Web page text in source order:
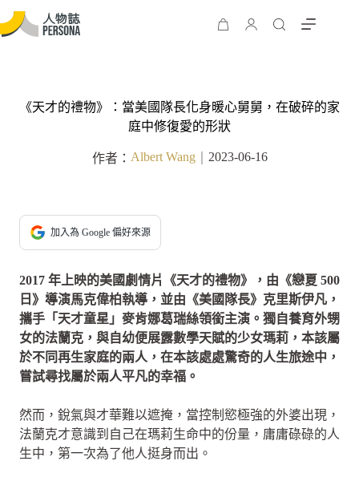
《天才的禮物》：當美國隊長化身暖心舅舅，在破碎的家
庭中修復愛的形狀
作者： Albert Wang｜ 2023-06-16
加入為 Google 偏好來源
2017 年上映的美國劇情片《天才的禮物》，由《戀夏 500
日》導演馬克偉柏執導，並由《美國隊長》克里斯伊凡，
攜手「天才童星」麥肯娜葛瑞絲領銜主演。獨自養育外甥
女的法蘭克，與自幼便展露數學天賦的少女瑪莉，本該屬
於不同再生家庭的兩人，在本該處處驚奇的人生旅途中，
嘗試尋找屬於兩人平凡的幸福。
然而，銳氣與才華難以遮掩，當控制慾極強的外婆出現，
法蘭克才意識到自己在瑪莉生命中的份量，庸庸碌碌的人
生中，第一次為了他人挺身而出。